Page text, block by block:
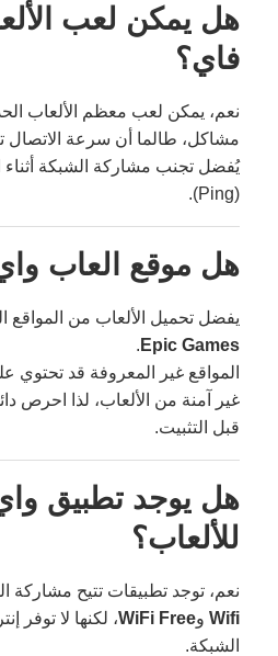
هل يمكن لعب
فاي؟
نعم، يمكن لعب معظم الألعاب
مشاكل، طالما أن سرعة الاتصال تتجاوز 20
يُفضل تجنب مشاركة الشبكة أثناء
(Ping).
هل موقع العاب
يفضل تحميل الألعاب من المواقع
Epic Games
.
المواقع غير المعروفة قد
غير آمنة من الألعاب، لذا احرص
قبل التثبيت.
هل يوجد تطبيق
للألعاب؟
نعم، توجد تطبيقات تتيح مشاركة
Wifi وWiFi Free، لكنها لا توفر
الشبكة.